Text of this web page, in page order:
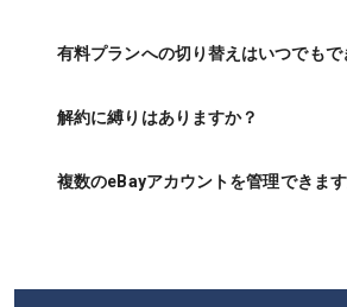
有料プランへの切り替えはいつでもで
解約に縛りはありますか？
複数のeBayアカウントを管理できます